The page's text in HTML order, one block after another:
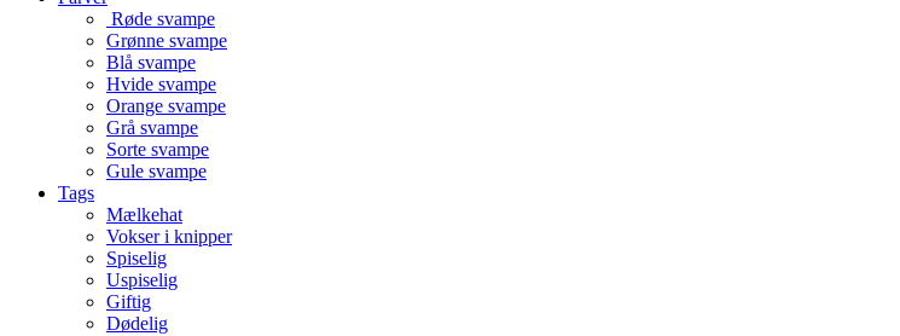
Røde svampe
Grønne svampe
Blå svampe
Hvide svampe
Orange svampe
Grå svampe
Sorte svampe
Gule svampe
Tags
Mælkehat
Vokser i knipper
Spiselig
Uspiselig
Giftig
Dødelig